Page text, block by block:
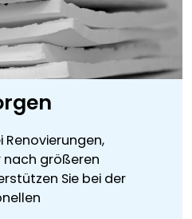
nach größeren
Sie bei der